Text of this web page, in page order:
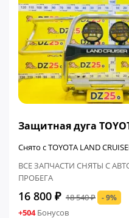
Защитная дуга
Снято с TOYOTA LAND
ВСЕ ЗАПЧАСТИ СНЯТЫ С
ПРОБЕГА
16 800 ₽ 18 540 ₽ - 9%
+504Бонусов